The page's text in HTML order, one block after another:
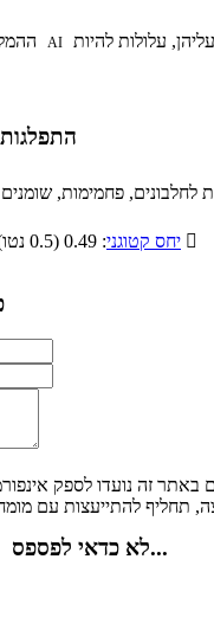
AI
57.5%
לחלבונים, פחמימות,
יחס קטוגני 
באתר זה נועדו לספק
לא כדאי לפספס...